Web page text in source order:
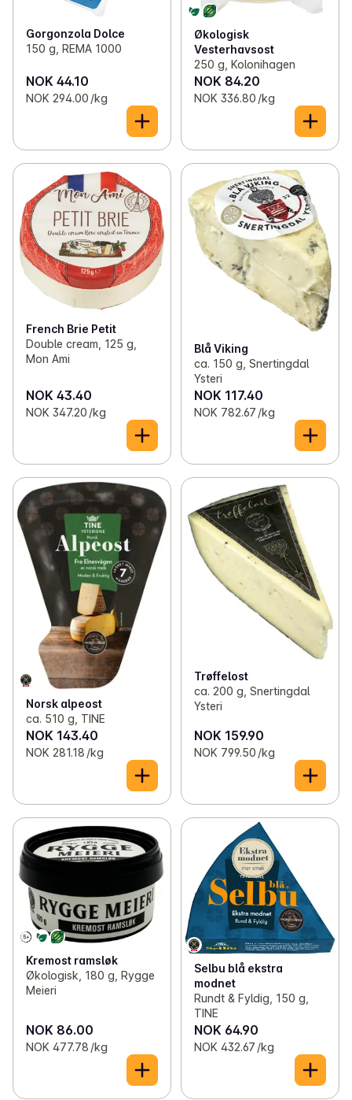
Gorgonzola Dolce
150 g, REMA 1000
NOK 44.10
NOK 294.00 /kg
Økologisk
Vesterhavsost
250 g, Kolonihagen
NOK 84.20
NOK 336.80 /kg
French Brie Petit
Double cream, 125 g,
Mon Ami
NOK 43.40
NOK 347.20 /kg
Blå Viking
ca. 150 g, Snertingdal
Ysteri
NOK 117.40
NOK 782.67 /kg
Norsk alpeost
ca. 510 g, TINE
NOK 143.40
NOK 281.18 /kg
Trøffelost
ca. 200 g, Snertingdal
Ysteri
NOK 159.90
NOK 799.50 /kg
Kremost ramsløk
Økologisk, 180 g, Rygge
Meieri
NOK 86.00
NOK 477.78 /kg
Selbu blå ekstra
modnet
Rundt & Fyldig, 150 g,
TINE
NOK 64.90
NOK 432.67 /kg